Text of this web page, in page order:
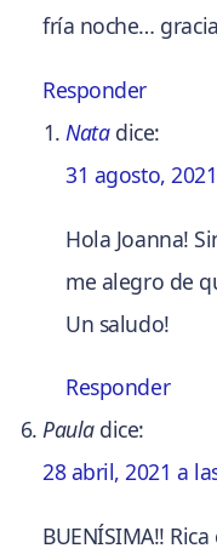
fría noche…
Responder
Nata dice:
31 agosto,
Hola Joanna!
me alegro de
Un saludo!
Responder
Paula dice:
28 abril, 2021 a
BUENÍSIMA!!